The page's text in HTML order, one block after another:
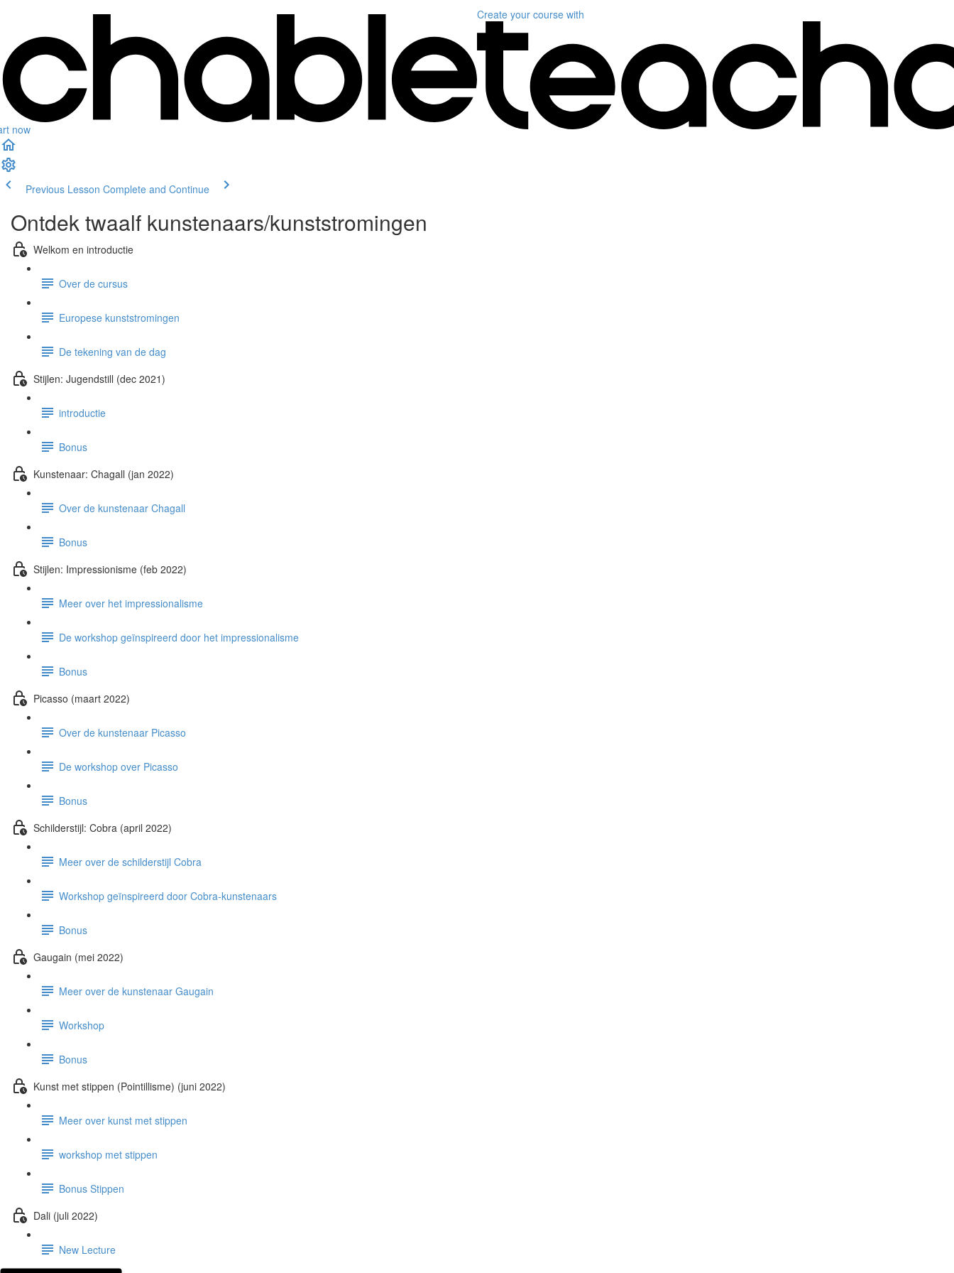
now
Create your course with
Previous Lesson Complete and Continue
Ontdek twaalf kunstenaars/kunststromingen
Welkom en introductie
Over de cursus
Europese kunststromingen
De tekening van de dag
Stijlen: Jugendstill (dec 2021)
introductie
Bonus
Kunstenaar: Chagall (jan 2022)
Over de kunstenaar Chagall
Bonus
Stijlen: Impressionisme (feb 2022)
Meer over het impressionalisme
De workshop geïnspireerd door het impressionalisme
Bonus
Picasso (maart 2022)
Over de kunstenaar Picasso
De workshop over Picasso
Bonus
Schilderstijl: Cobra (april 2022)
Meer over de schilderstijl Cobra
Workshop geïnspireerd door Cobra-kunstenaars
Bonus
Gaugain (mei 2022)
Meer over de kunstenaar Gaugain
Workshop
Bonus
Kunst met stippen (Pointillisme) (juni 2022)
Meer over kunst met stippen
workshop met stippen
Bonus Stippen
Dali (juli 2022)
New Lecture